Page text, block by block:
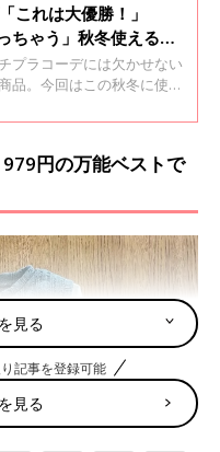
これは大優勝！」
ちゃう」秋冬使えるト
4選
プラコーデには欠かせない
品。今回はこの秋冬に使え
さんも真似してみてくださ
円の万能ベストで
見る
記事を登録可能
見る